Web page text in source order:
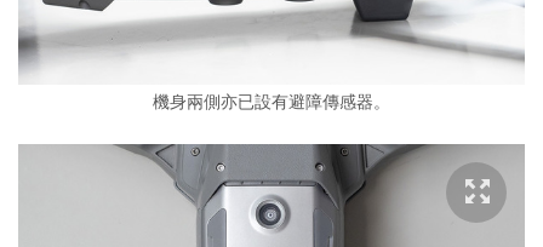
機身兩側亦已設有避障傳感器。